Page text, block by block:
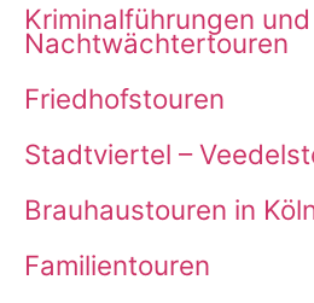
Kriminalführungen und
Nachtwächtertouren
Friedhofstouren
Stadtviertel –
Brauhaustouren in
Familientouren